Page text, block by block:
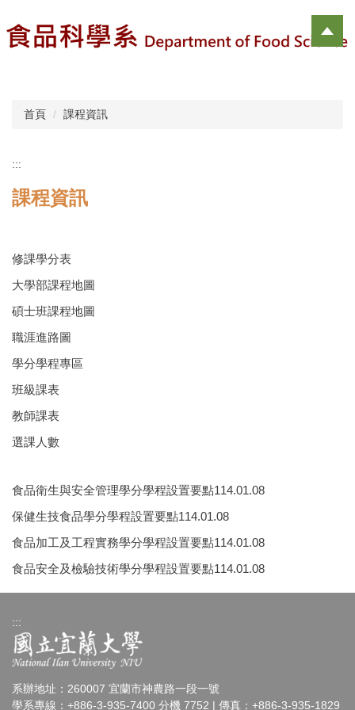
到
主
首頁 課程資訊
:::
課程資訊
修課學分表
大學部課程地圖
碩士班課程地圖
職涯進路圖
學分學程專區
班級課表
教師課表
選課人數
食品衛生與安全管理學分學程設置要點114.01.08
保健生技食品學分學程設置要點114.01.08
食品加工及工程實務學分學程設置要點114.01.08
食品安全及檢驗技術學分學程設置要點114.01.08
:::
系辦地址：260007 宜蘭市神農路一段一號
學系專線：+886-3-935-7400 分機 7752 | 傳真：+886-3-935-1829